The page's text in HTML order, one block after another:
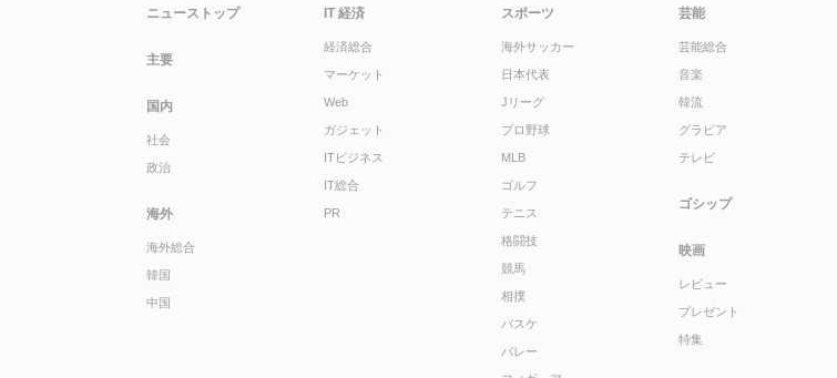
ニューストップ
主要
国内
社会
政治
海外
海外総合
韓国
中国
IT 経済
経済総合
マーケット
Web
ガジェット
ITビジネス
IT総合
PR
スポーツ
海外サッカー
日本代表
Jリーグ
プロ野球
MLB
ゴルフ
テニス
格闘技
競馬
相撲
バスケ
バレー
芸能
芸能総合
音楽
韓流
グラビア
テレビ
ゴシップ
映画
レビュー
プレゼント
特集